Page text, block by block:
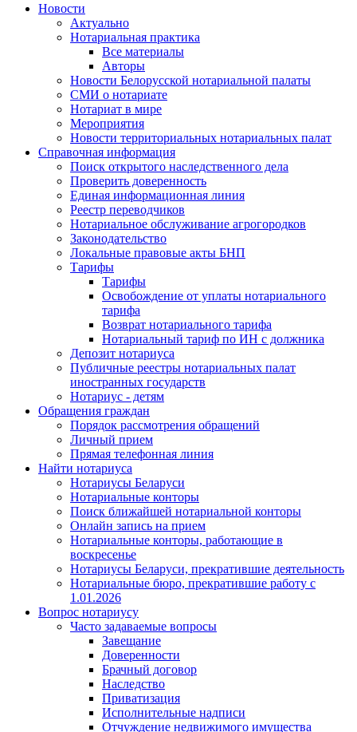
Новости
Актуально
Нотариальная практика
Все материалы
Авторы
Новости Белорусской нотариальной палаты
СМИ о нотариате
Нотариат в мире
Мероприятия
Новости территориальных нотариальных палат
Справочная информация
Поиск открытого наследственного дела
Проверить доверенность
Единая информационная линия
Реестр переводчиков
Нотариальное обслуживание агрогородков
Законодательство
Локальные правовые акты БНП
Тарифы
Тарифы
Освобождение от уплаты нотариального
тарифа
Возврат нотариального тарифа
Нотариальный тариф по ИН с должника
Депозит нотариуса
Публичные реестры нотариальных палат
иностранных государств
Нотариус - детям
Обращения граждан
Порядок рассмотрения обращений
Личный прием
Прямая телефонная линия
Найти нотариуса
Нотариусы Беларуси
Нотариальные конторы
Поиск ближайшей нотариальной конторы
Онлайн запись на прием
Нотариальные конторы, работающие в
воскресенье
Нотариусы Беларуси, прекратившие деятельность
Нотариальные бюро, прекратившие работу с
1.01.2026
Вопрос нотариусу
Часто задаваемые вопросы
Завещание
Доверенности
Брачный договор
Наследство
Приватизация
Исполнительные надписи
Отчуждение недвижимого имущества